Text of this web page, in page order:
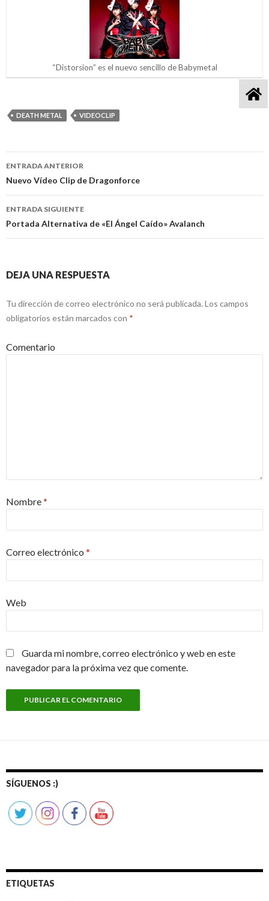
“Distorsion” es el nuevo sencillo de Babymetal
DEATH METAL VIDEOCLIP
Navegación
de
entradas
ENTRADA ANTERIOR
Nuevo Vídeo Clip de Dragonforce
ENTRADA SIGUIENTE
Portada Alternativa de «El Ángel Caído» Avalanch
DEJA UNA RESPUESTA
Tu dirección de correo electrónico no será publicada. Los campos
obligatorios están marcados con *
Comentario
Nombre*
Correo electrónico *
Web
Guarda mi nombre, correo electrónico y web en este
navegador para la próxima vez que comente.
SÍGUENOS :)
ETIQUETAS